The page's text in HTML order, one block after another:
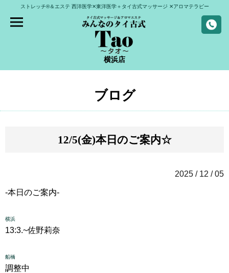
ストレッチ®＆エステ 西洋医学✕東洋医学＋タイ古式マッサージ ✕アロマテラピー
横浜店
ブログ
12/5(金)本日のご案内☆
2025 / 12 / 05
-本日のご案内-
横浜
13:3.~佐野莉奈
船橋
調整中